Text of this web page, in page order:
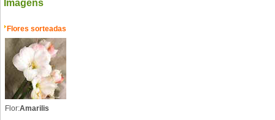
Imagens
Flores sorteadas
Flor:Amarilis